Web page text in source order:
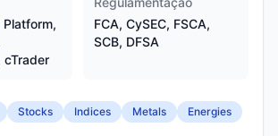
Platform,
cTrader
FCA, CySEC, FSCA,
SCB, DFSA
Stocks Indices Metals
Energies